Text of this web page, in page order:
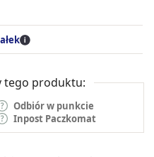
tego produktu:
Odbiór w punkcie
Inpost Paczkomat